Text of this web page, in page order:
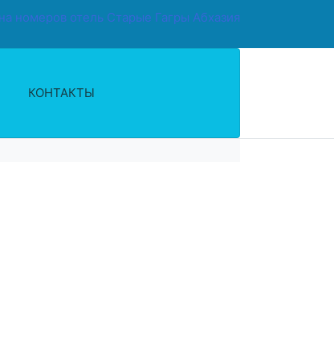
КОНТАКТЫ